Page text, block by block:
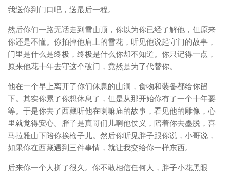
我送你到门口吧，送最后一程。
然后你们一路无话走到雪山顶，你以为你已经了解他，但原来
你还是不懂。你拍掉他肩上的雪花，听见他说起守门的故事，
门里是什么是终极，终极是什么你却不知道。你只记得一点，
原来他花十年去守这个破门，竟然是为了代替你。
他在一个早上离开了你们休息的山洞，食物和装备都给你留
下。其实你累了你想休息了，但是从那开始你有了一个十年要
等。于是你去了西藏听他在喇嘛庙的故事，看见他的雕像，心
里就觉得安心。胖子是真哥们儿啊他仗义，陪着你去墨脱，喜
马拉雅山下陪你挨枪子儿。然后你听见胖子跟你说，小哥说，
如果你在西藏遇到三件事情，就让我交给你一样东西。
后来你一个人拼了很久。你不敢相信任何人，胖子小花黑眼